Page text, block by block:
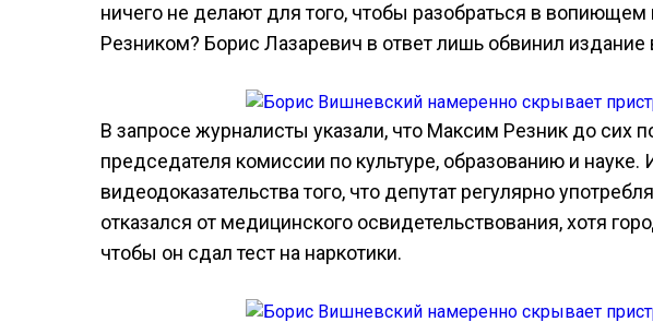
ничего не делают для того, чтобы разобраться в
Резником? Борис Лазаревич в ответ лишь обвинил издание
В запросе журналисты указали, что Максим Резник до сих
председателя комиссии по культуре, образованию и
видеодоказательства того, что депутат регулярно
отказался от медицинского освидетельствования, хотя
чтобы он сдал тест на наркотики.